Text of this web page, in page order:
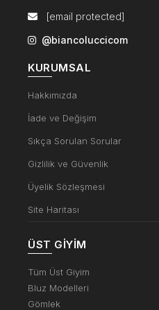
[email protected]
@biancoluccicom
KURUMSAL
Hakkımızda
İade ve Değişim
Sıkça Sorulan Sorular
Gizlilik ve Güvenlik
Üyelik Sözleşmesi
Site Haritası
ÜST GIYIM
Tüm Üst Giyim
Bluz Modelleri
Gömlek